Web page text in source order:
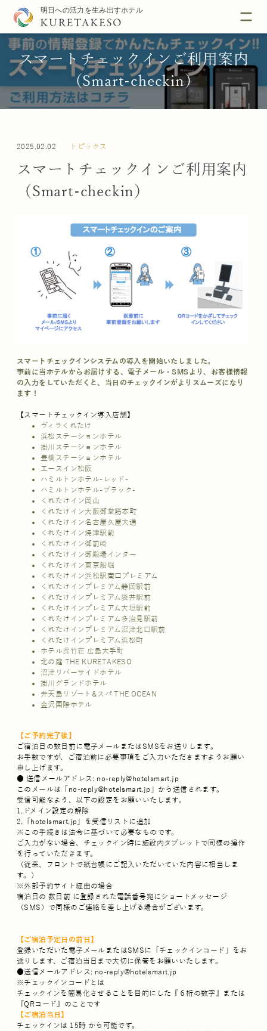
スマートチェックインご利用案内
（Smart-checkin）
2025.02.02 トピックス
スマートチェックインご利用案内
（Smart-checkin）
スマートチェックインシステムの導入を開始いたしました。
事前に当ホテルからお届けする、電子メール・SMSより、お客様情報
の入力をしていただくと、当日のチェックインがよりスムーズになり
ます！
【スマートチェックイン導入店舗】
ヴィラくれたけ
浜松ステーションホテル
掛川ステーションホテル
豊橋ステーションホテル
エースイン松阪
ハミルトンホテル-レッド-
ハミルトンホテル-ブラック-
くれたけイン岡山
くれたけイン大阪御堂筋本町
くれたけイン名古屋久屋大通
くれたけイン焼津駅前
くれたけイン御前崎
くれたけイン御殿場インター
くれたけイン東京船堀
くれたけイン浜松駅南口プレミアム
くれたけインプレミアム静岡駅前
くれたけインプレミアム袋井駅前
くれたけインプレミアム大垣駅前
くれたけインプレミアム多治見駅前
くれたけインプレミアム沼津北口駅前
くれたけインプレミアム浜松町
ホテル呉竹荘 広島大手町
北の庭 THE KURETAKESO
沼津リバーサイドホテル
掛川グランドホテル
弁天島リゾート&スパ THE OCEAN
金沢国際ホテル
【ご予約完了後】
ご宿泊日の数日前に電子メールまたはSMSをお送りします。
お手数ですが、ご宿泊前に必要事項をご入力いただきますようお願い
申し上げます。
● 送信メールアドレス: no-reply@hotelsmart.jp
このメールは「no-reply@hotelsmart.jp」から送信されます。
受信可能なよう、以下の設定をお願いいたします。
1.ドメイン設定の解除
2.「hotelsmart.jp」を受信リストに追加
※この手続きは法令に基づいて必要なものです。
ご入力がない場合、チェックイン時に施設内タブレットで同様の操作
を行っていただきます。
（従来、フロントで紙台帳にご記入いただいていた内容に相当しま
す。）
※外部予約サイト経由の場合
宿泊日の 数日前 に登録された電話番号宛にショートメッセージ
（SMS）で同様のご連絡を差し上げる場合がございます。
【ご宿泊予定日の前日】
登録いただいた電子メールまたはSMSに「チェックインコード」をお
送りします、ご宿泊当日まで大切に保管をお願いいたします。
●送信メールアドレス: no-reply@hotelsmart.jp
※チェックインコードとは
チェックインを簡易化させることを目的にした『６桁の数字』または
『QRコード』のことです
【ご宿泊当日】
チェックインは 15時 から可能です。